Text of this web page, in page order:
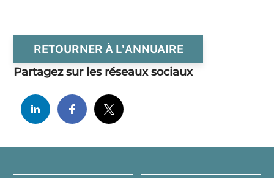
RETOURNER À L'ANNUAIRE
Partagez sur les réseaux sociaux